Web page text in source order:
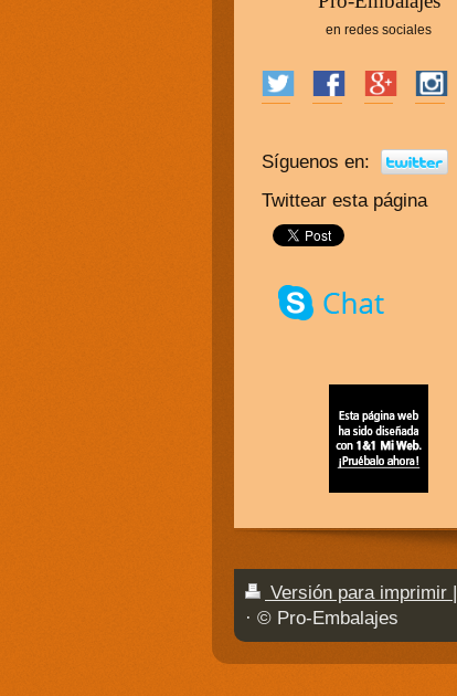
en redes sociales
Síguenos en:
Twittear esta página
Versión para imprimir |
· © Pro-Embalajes